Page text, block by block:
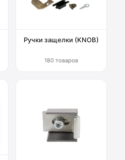
Ручки защелки (KNOB)
180 товаров